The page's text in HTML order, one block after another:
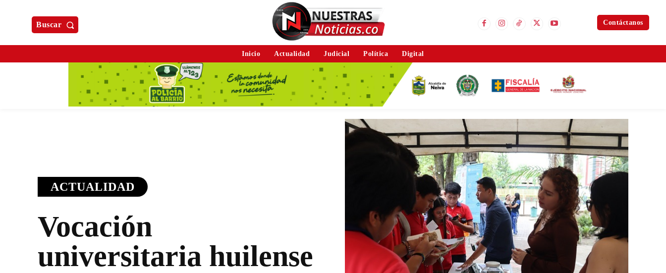
Buscar Contáctanos
Inicio Actualidad Judicial Política Digital
ACTUALIDAD
Vocación
universitaria huilense